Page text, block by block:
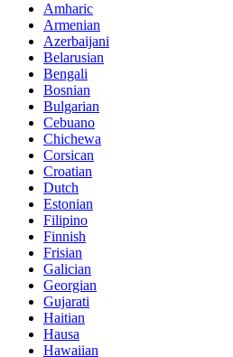
Amharic
Armenian
Azerbaijani
Belarusian
Bengali
Bosnian
Bulgarian
Cebuano
Chichewa
Corsican
Croatian
Dutch
Estonian
Filipino
Finnish
Frisian
Galician
Georgian
Gujarati
Haitian
Hausa
Hawaiian